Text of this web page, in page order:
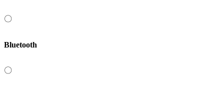
〇
Bluetooth
〇